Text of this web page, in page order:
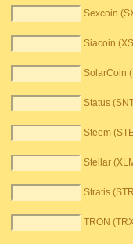
Sexcoin
Siacoin
SolarCoin
Status
Steem
Stellar
Stratis
TRON